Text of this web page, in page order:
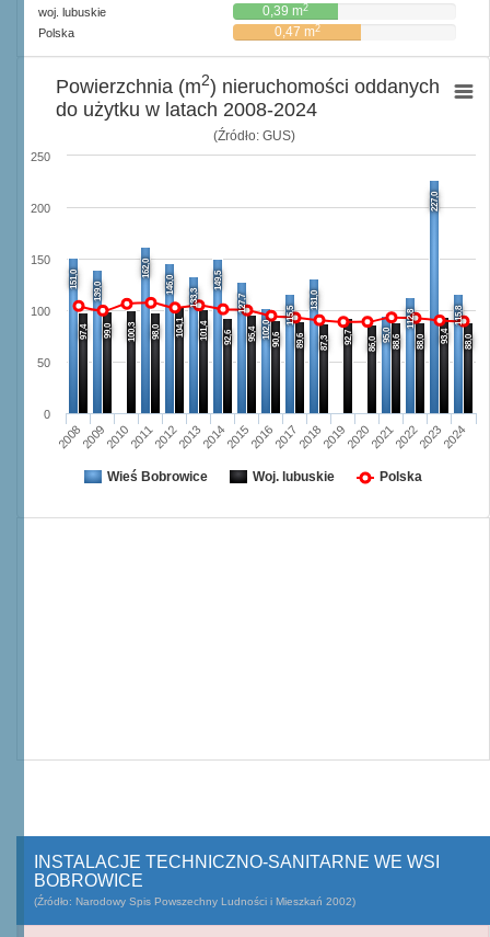
woj. lubuskie 0,39 m2
Polska 0,47 m2
(Źródło: GUS)
151,0
139,0
162,0
146,0
133,3
149,5
127,7
102,0
115,5
131,0
95,0
112,8
227,0
115,8
97,4 99,0 100,3 98,0 104,1 101,4 92,6 95,4 90,6 89,6 87,3 92,7 86,0 88,6 88,0 93,4 88,0
20082009201020112012201320142015201620172018201920202021202220232024
0
50
100
150
200
250
Powierzchnia (m2) nieruchomości oddanych
do użytku w latach 2008-2024
Wieś Bobrowice Woj. lubuskie Polska
INSTALACJE TECHNICZNO-SANITARNE WE WSI
BOBROWICE
(Źródło: Narodowy Spis Powszechny Ludności i Mieszkań 2002)